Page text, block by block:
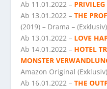
Ab 11.01.2022 – PRIVILEG
Ab 13.01.2022 –THE
(2019) – Drama – (Exklusiv)
Ab 13.01.2022 – LOVE
Ab 14.01.2022 – HOTEL
MONSTER
Amazon Original (Exklusiv)
Ab 16.01.2022 –THE